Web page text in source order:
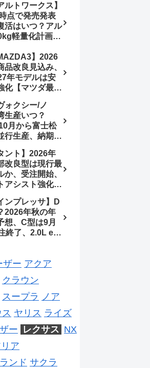
e-POWERは
半投入へ
ルトワークス】
点で発売発表
活はいつ？アル
軽量化計画は
ターボとアルト
トに期待【スズ
報】
】2026
品改良見込み、
年モデルは安
化【マツダ最新
年以降予想
ォクシー/ノ
生産いつ？
月から富士松
行生産、納期短
月6日マイナー
、価格 NOAH
円、VOXY
円、特別仕様
煌の追加に期
12.3インチメ
ント】2026年
改良型は現行最
か、受注開始、
アシスト強化と
ルチェンジ予想
ツ最新情報】
ンプレッサ】D
2026年秋の年
想、C型は9月
終了、2.0L e-
バル最新情報】
ザー アクア
クラウン
スープラ
ノア
ヤリス ライズ
ー レクサス NX
ア
ンド サクラ